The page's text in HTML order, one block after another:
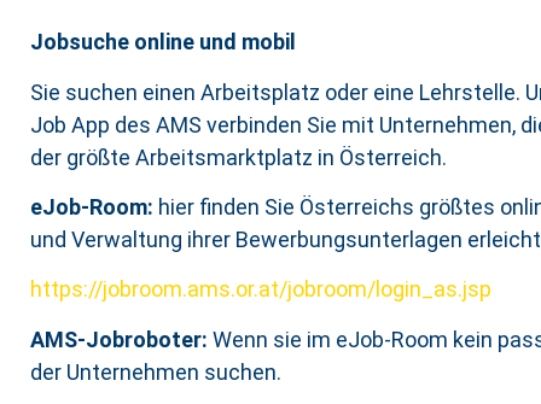
Jobsuche online und mobil
Sie suchen einen Arbeitsplatz oder eine Lehrstelle.
Job App des AMS verbinden Sie mit Unternehmen,
der größte Arbeitsmarktplatz in Österreich.
eJob-Room: hier finden Sie Österreichs größtes
und Verwaltung ihrer Bewerbungsunterlagen
https://jobroom.ams.or.at/jobroom/login_as.jsp
AMS-Jobroboter: Wenn sie im eJob-Room kein
der Unternehmen suchen.